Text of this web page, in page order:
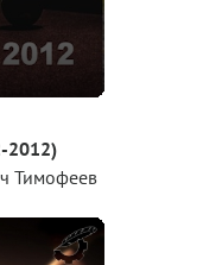
2012)
Тимофеев